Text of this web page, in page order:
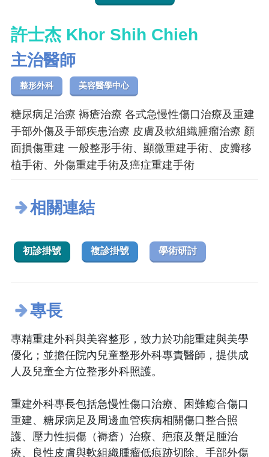
許士杰 Khor Shih Chieh
主治醫師
整形外科 美容醫學中心
糖尿病足治療 褥瘡治療 各式急慢性傷口治療及重建
手部外傷及手部疾患治療 皮膚及軟組織腫瘤治療 顏
面損傷重建 一般整形手術、顯微重建手術、皮瓣移
植手術、外傷重建手術及癌症重建手術
相關連結
初診掛號 複診掛號 學術研討
專長
專精重建外科與美容整形，致力於功能重建與美學
優化；並擔任院內兒童整形外科專責醫師，提供成
人及兒童全方位整形外科照護。
重建外科專長包括急慢性傷口治療、困難癒合傷口
重建、糖尿病足及周邊血管疾病相關傷口整合照
護、壓力性損傷（褥瘡）治療、疤痕及蟹足腫治
療、良性皮膚與軟組織腫瘤低痕跡切除、手部外傷